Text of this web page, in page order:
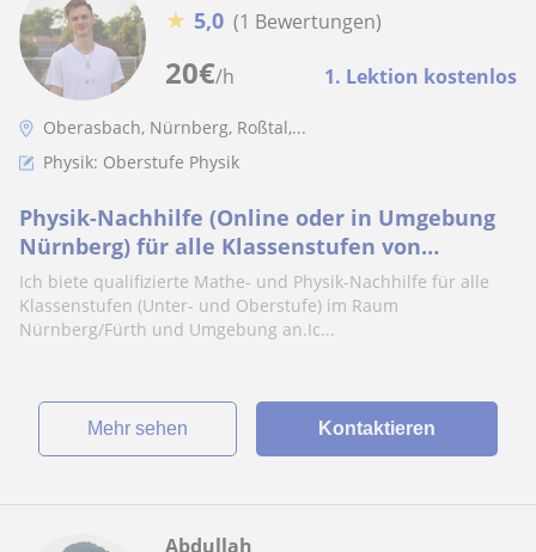
20€/h 1. Lektion kostenlos
★ 5,0 (1 Bewertungen)
Oberasbach, Nürnberg, Roßtal,...
Physik: Oberstufe Physik
Physik-Nachhilfe (Online oder in Umgebung
Nürnberg) für alle Klassenstufen von
angehendem Gymnasiallehrer (1.
Staatsexamen erfolgreich abgeschlossen)
Ich biete qualifizierte Mathe- und Physik-Nachhilfe für alle
Klassenstufen (Unter- und Oberstufe) im Raum
Nürnberg/Fürth und Umgebung an.Ic...
Mehr sehen Kontaktieren
Abdullah